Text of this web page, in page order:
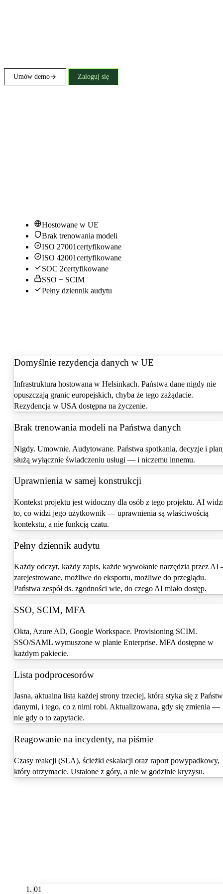
Umów demo Zaloguj się
Hostowane w UE
Brak trenowania modeli
ISO 27001certyfikowane
ISO 42001certyfikowane
SOC 2certyfikowane
SSO + SCIM
Pełny dziennik audytu
Domyślnie rezydencja danych w UE
Infrastruktura hostowana w Helsinkach. Państwa dane nigdy nie
opuszczają granic europejskich, chyba że tego zażądacie.
Rezydencja w USA dostępna na życzenie.
Brak trenowania modeli na Państwa danych
Nigdy. Umownie. Audytowane. Państwa spotkania, decyzje i
służą wyłącznie świadczeniu usługi — i niczemu innemu.
Uprawnienia w samej konstrukcji
Kontekst projektu jest widoczny dla osób z tego projektu. AI
to, co widzi jego użytkownik — uprawnienia są właściwością
kontekstu, a nie funkcją czatu.
Pełny dziennik audytu
Każdy odczyt, każdy zapis, każde wywołanie narzędzia przez
zarejestrowane, możliwe do eksportu, możliwe do przeglądu.
Państwa zespół ds. zgodności wie, do czego AI miało dostęp.
SSO, SCIM, MFA
Okta, Azure AD, Google Workspace. Provisioning SCIM.
SSO/SAML wymuszone w planie Enterprise. MFA dostępne w
każdym pakiecie.
Lista podprocesorów
Jasna, aktualna lista każdej strony trzeciej, która styka się z
danymi, i tego, co z nimi robi. Aktualizowana, gdy się zmienia —
nie gdy o to zapytacie.
Reagowanie na incydenty, na piśmie
Czasy reakcji (SLA), ścieżki eskalacji oraz raport powypadkowy,
który otrzymacie. Ustalone z góry, a nie w godzinie kryzysu.
01